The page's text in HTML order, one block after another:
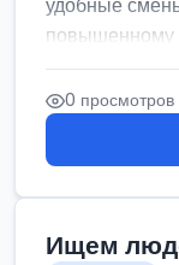
повышенному
0 просмотров
Ищем